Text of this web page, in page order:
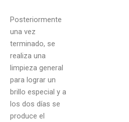
Posteriormente
una vez
terminado, se
realiza una
limpieza general
para lograr un
brillo especial y a
los dos días se
produce el